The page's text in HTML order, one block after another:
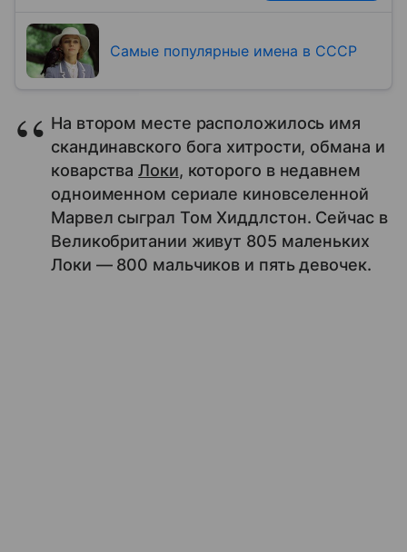
Самые популярные имена в СССР
На втором месте расположилось имя
скандинавского бога хитрости, обмана и
коварстваЛоки, которого в недавнем
одноименном сериале киновселенной
Марвел сыграл Том Хиддлстон. Сейчас в
Великобритании живут 805 маленьких
Локи — 800 мальчиков и пять девочек.